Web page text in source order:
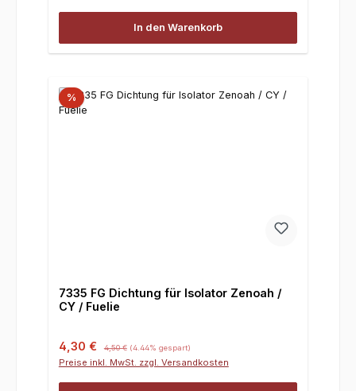
In den Warenkorb
%
7335 FG Dichtung für Isolator Zenoah /
CY / Fuelie
Verkaufspreis:
4,30 € Regulärer Preis:
4,50 € (4.44% gespart)
Preise inkl. MwSt. zzgl. Versandkosten